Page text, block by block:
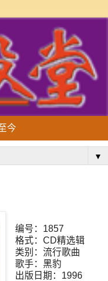
今
▼
编号：1857
格式：CD精选辑
类别：流行歌曲
歌手：黑豹
出版日期：1996